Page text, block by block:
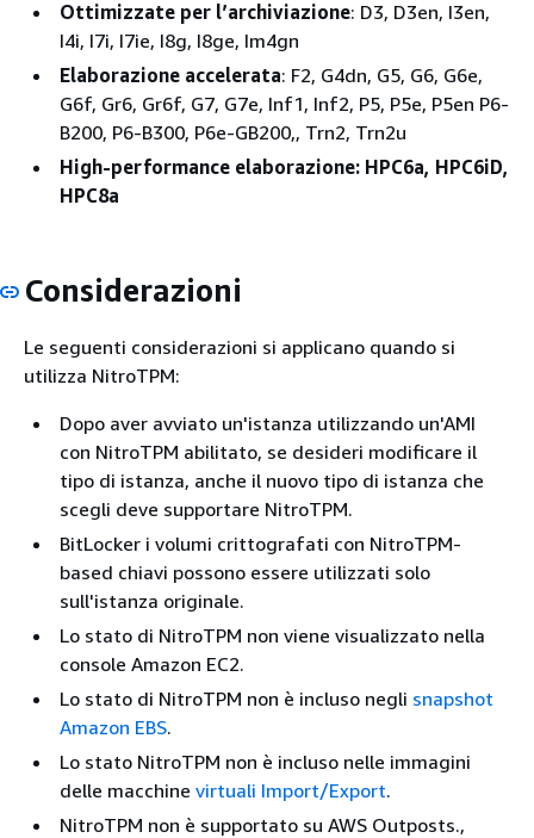
Ottimizzate per l’archiviazione: D3, D3en, I3en,
I4i, I7i, I7ie, I8g, I8ge, Im4gn
Elaborazione accelerata: F2, G4dn, G5, G6, G6e,
G6f, Gr6, Gr6f, G7, G7e, Inf1, Inf2, P5, P5e, P5en P6-
B200, P6-B300, P6e-GB200,, Trn2, Trn2u
High-performance elaborazione: HPC6a, HPC6iD,
HPC8a
Considerazioni
Le seguenti considerazioni si applicano quando si
utilizza NitroTPM:
Dopo aver avviato un'istanza utilizzando un'AMI
con NitroTPM abilitato, se desideri modificare il
tipo di istanza, anche il nuovo tipo di istanza che
scegli deve supportare NitroTPM.
BitLocker i volumi crittografati con NitroTPM-
based chiavi possono essere utilizzati solo
sull'istanza originale.
Lo stato di NitroTPM non viene visualizzato nella
console Amazon EC2.
Lo stato di NitroTPM non è incluso negli snapshot
Amazon EBS.
Lo stato NitroTPM non è incluso nelle immagini
delle macchine virtuali Import/Export.
NitroTPM non è supportato su AWS Outposts.,